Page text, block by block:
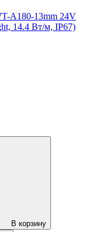
A180-13mm 24V
14.4 Вт/м, IP67)
В корзину